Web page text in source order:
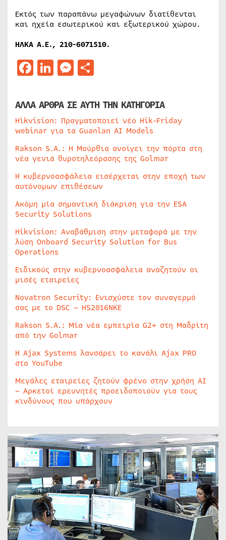
Εκτός των παραπάνω μεγαφώνων διατίθενται
και ηχεία εσωτερικού και εξωτερικού χώρου.
ΗΛΚΑ Α.Ε., 210-6071510.
Facebook
LinkedIn
Messenger
ΑΛΛΑ ΑΡΘΡΑ ΣΕ ΑΥΤΗ ΤΗΝ ΚΑΤΗΓΟΡΙΑ
Hikvision: Πραγματοποιεί νέο Hik-Friday
webinar για τα Guanlan AI Models
Rakson S.A.: Η Μούρθια ανοίγει την πόρτα στη
νέα γενιά θυροτηλεόρασης της Golmar
Η κυβερνοασφάλεια εισέρχεται στην εποχή των
αυτόνομων επιθέσεων
Ακόμη μία σημαντική διάκριση για την ESA
Security Solutions
Hikvision: Αναβάθμιση στην μεταφορά με την
λύση Onboard Security Solution for Bus
Operations
Ειδικούς στην κυβερνοασφάλεια αναζητούν οι
μισές εταιρείες
Novatron Security: Ενισχύστε τον συναγερμό
σας με το DSC – HS2016NKE
Rakson S.A.: Μία νέα εμπειρία G2+ στη Μαδρίτη
από την Golmar
Η Ajax Systems λανσάρει το κανάλι Ajax PRO
στο YouTube
Μεγάλες εταιρείες ζητούν φρένο στην χρήση AI
– Αρκετοί ερευνητές προειδοποιούν για τους
κινδύνους που υπάρχουν